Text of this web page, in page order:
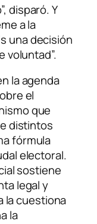
disparó. Y
a la
una decisión
voluntad”.
la agenda
el
que
distintos
fórmula
electoral.
sostiene
legal y
la cuestiona
la